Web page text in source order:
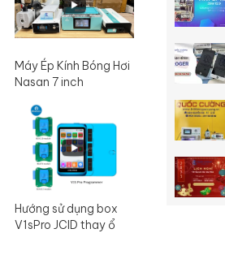
Máy Ép Kính Bóng Hơi
Nasan 7 inch
Hướng sử dụng box
V1sPro JCID thay ổ